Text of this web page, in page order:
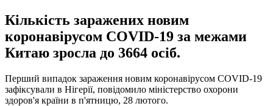
Кількість заражених новим
коронавірусом COVID-19 за межами
Китаю зросла до 3664 осіб.
Перший випадок зараження новим коронавірусом COVID-19
зафіксували в Нігерії, повідомило міністерство охорони
здоров'я країни в п'ятницю, 28 лютого.